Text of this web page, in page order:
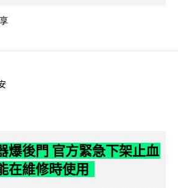
爆後門 官方緊急下架止血
在維修時使用